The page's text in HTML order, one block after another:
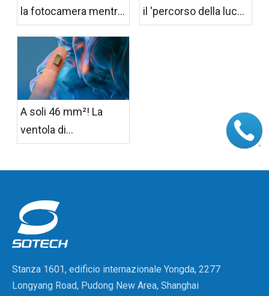
la fotocamera mentre
Meta colma il divario
dei LED: la privacy sta
rimodellando il design
degli occhiali AI
il 'percorso della luce'
dai chip fotonici agli
A soli 46 mm²! La
ventola di
raffreddamento attiva
stata lanciata
ufficialmente
Stanza 1601, edificio internazionale Yongda, 2277
Longyang Road, Pudong New Area, Shanghai